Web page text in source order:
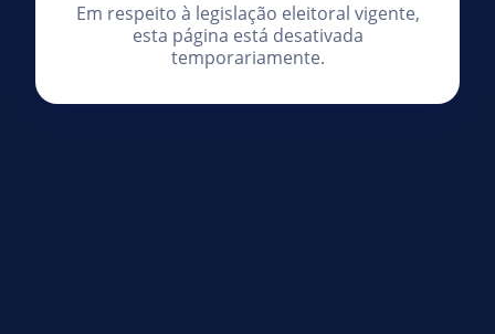
Em respeito à legislação eleitoral vigente,
esta página está desativada
temporariamente.